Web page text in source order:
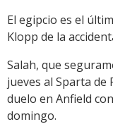
El egipcio es el
Klopp de la
Salah, que
jueves al Sparta
duelo en Anfield
domingo.